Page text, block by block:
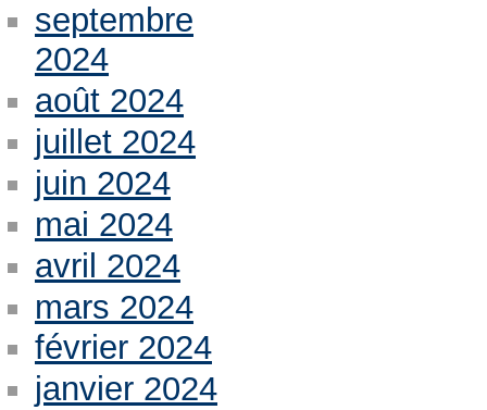
septembre
2024
août 2024
juillet 2024
juin 2024
mai 2024
avril 2024
mars 2024
février 2024
janvier 2024